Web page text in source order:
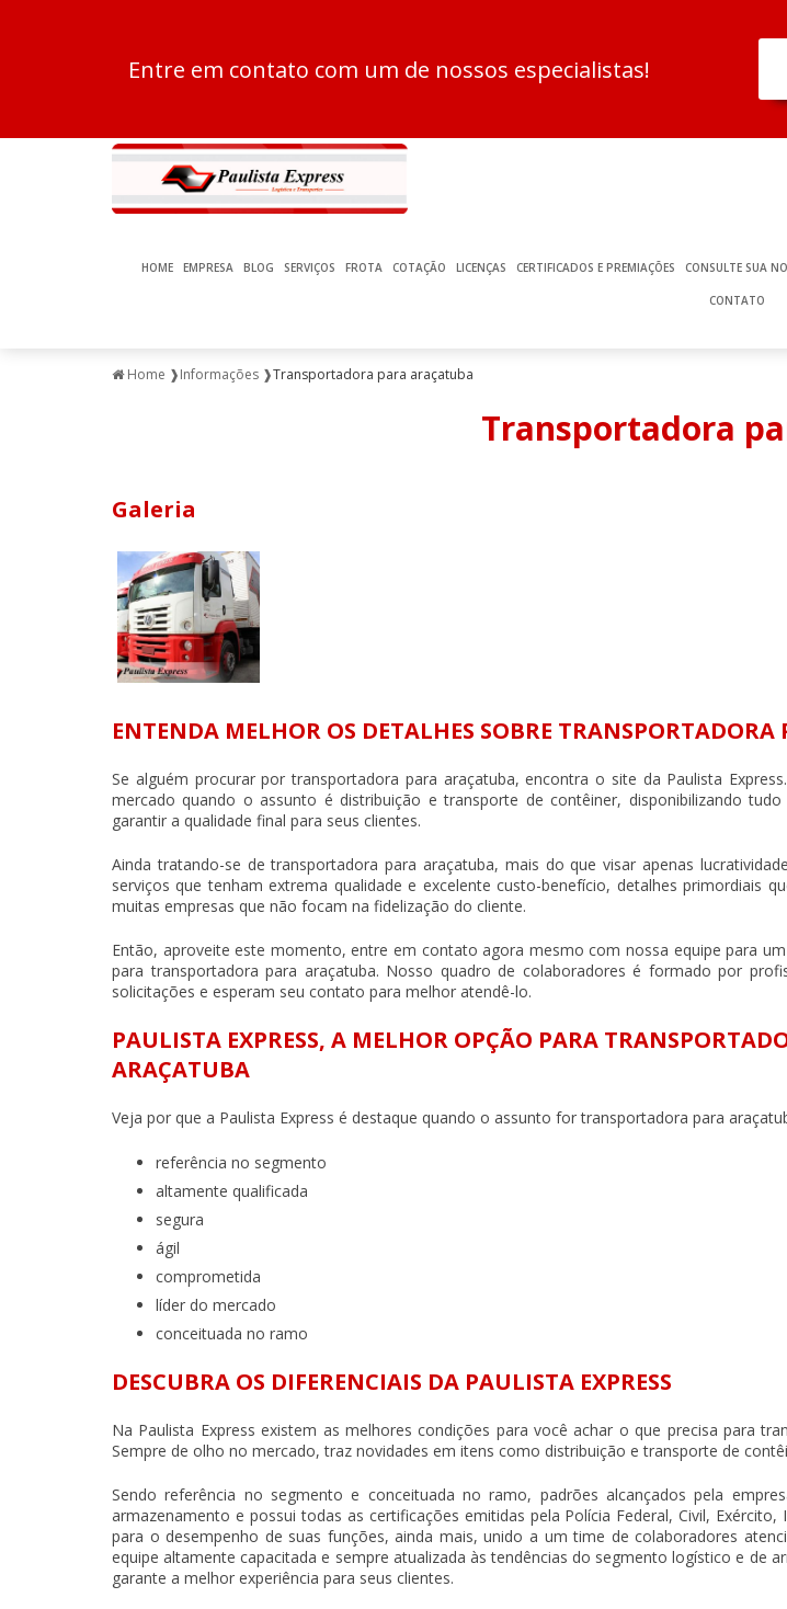
Entre em contato com um de nossos especialistas!
HOME EMPRESA BLOG SERVIÇOS FROTA COTAÇÃO LICENÇAS CERTIFICADOS E PREMIAÇÕES CONSULTE SUA
CONTATO
Home ❱Informações ❱Transportadora para araçatuba
Transportadora
Galeria
ENTENDA MELHOR OS DETALHES SOBRE
Se alguém procurar portransportadora para araçatuba, encontra o site da Paulista
mercado quando o assunto é distribuição e transporte de contêiner, disponibilizando
garantir a qualidade final para seus clientes.
Ainda tratando-se detransportadora para araçatuba, mais do que visar apenas
serviços que tenham extrema qualidade e excelente custo-benefício, detalhes primordiais
muitas empresas que não focam na fidelização do cliente.
Então, aproveite este momento, entre em contato agora mesmo com nossa equipe para
paratransportadora para araçatuba. Nosso quadro de colaboradores é formado por
solicitações e esperam seu contato para melhor atendê-lo.
PAULISTA EXPRESS, A MELHOR OPÇÃO PARA
ARAÇATUBA
Veja por que a Paulista Express é destaque quando o assunto fortransportadora para
referência no segmento
altamente qualificada
segura
ágil
comprometida
líder do mercado
conceituada no ramo
DESCUBRA OS DIFERENCIAIS DA PAULISTA EXPRESS
Na Paulista Express existem as melhores condições para você achar o que precisa para
Sempre de olho no mercado, traz novidades em itens como distribuição e transporte de
Sendo referência no segmento e conceituada no ramo, padrões alcançados pela
armazenamento e possui todas as certificações emitidas pela Polícia Federal, Civil, Exército,
para o desempenho de suas funções, ainda mais, unido a um time de colaboradores
equipe altamente capacitada e sempre atualizada às tendências do segmento logístico e de
garante a melhor experiência para seus clientes.